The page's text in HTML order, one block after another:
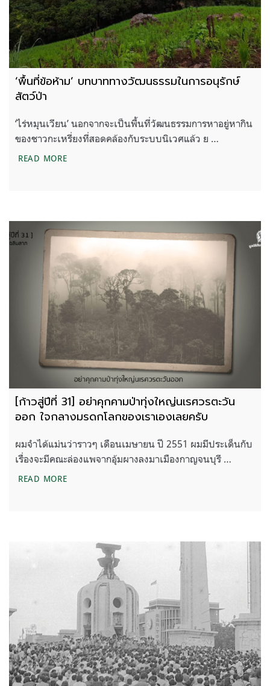
‘พื้นที่ข้อห้าม’ บทบาททางวัฒนธรรมในการอนุรักษ์
สัตว์ป่า
‘ไร่หมุนเวียน’ นอกจากจะเป็นพื้นที่วัฒนธรรมการหาอยู่หากิน
ของชาวกะเหรี่ยงที่สอดคล้องกับระบบนิเวศแล้ว ย …
READ MORE‘พื้นที่ข้อห้าม’ บทบาททางวัฒนธรรมในการอนุรักษ์สัต
[ก้าวสู่ปีที่ 31] อย่าคุกคามป่าทุ่งใหญ่นเรศวรตะวัน
ออก ใจกลางมรดกโลกของเราเองเลยครับ
ผมจำได้แม่นว่าราวๆ เดือนเมษายน ปี 2551 ผมมีประเด็นกับ
เรื่องจะมีคณะล่องแพจากอุ้มผางลงมาเมืองกาญจนบุรี …
READ MORE[ก้าวสู่ปีที่ 31] อย่าคุกคามป่าทุ่งใหญ่นเรศวรตะวันออก